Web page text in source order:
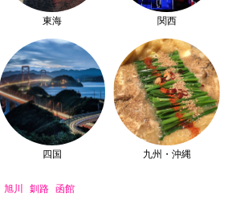
東海 関西
四国 九州・沖縄
旭川 釧路 函館